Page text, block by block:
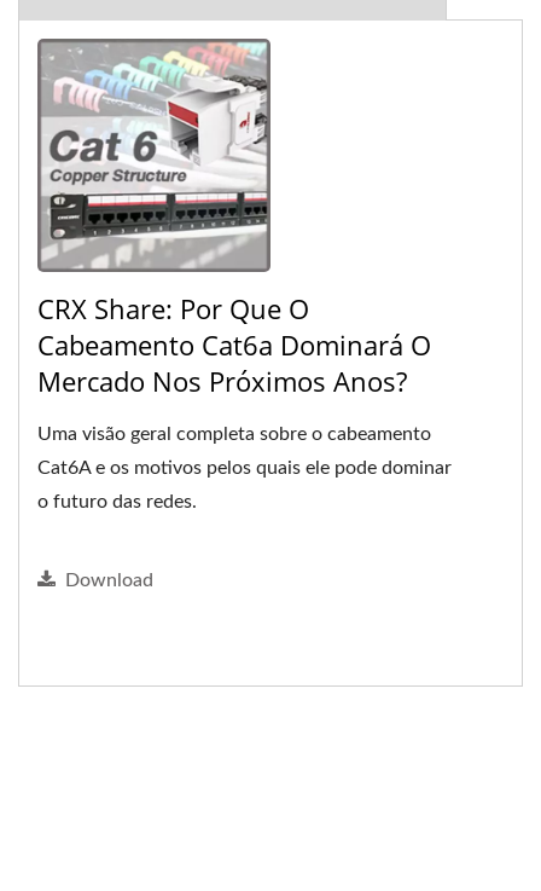
CRX Share: Por Que O
Cabeamento Cat6a Dominará O
Mercado Nos Próximos Anos?
Uma visão geral completa sobre o cabeamento
Cat6A e os motivos pelos quais ele pode dominar
o futuro das redes.
Download